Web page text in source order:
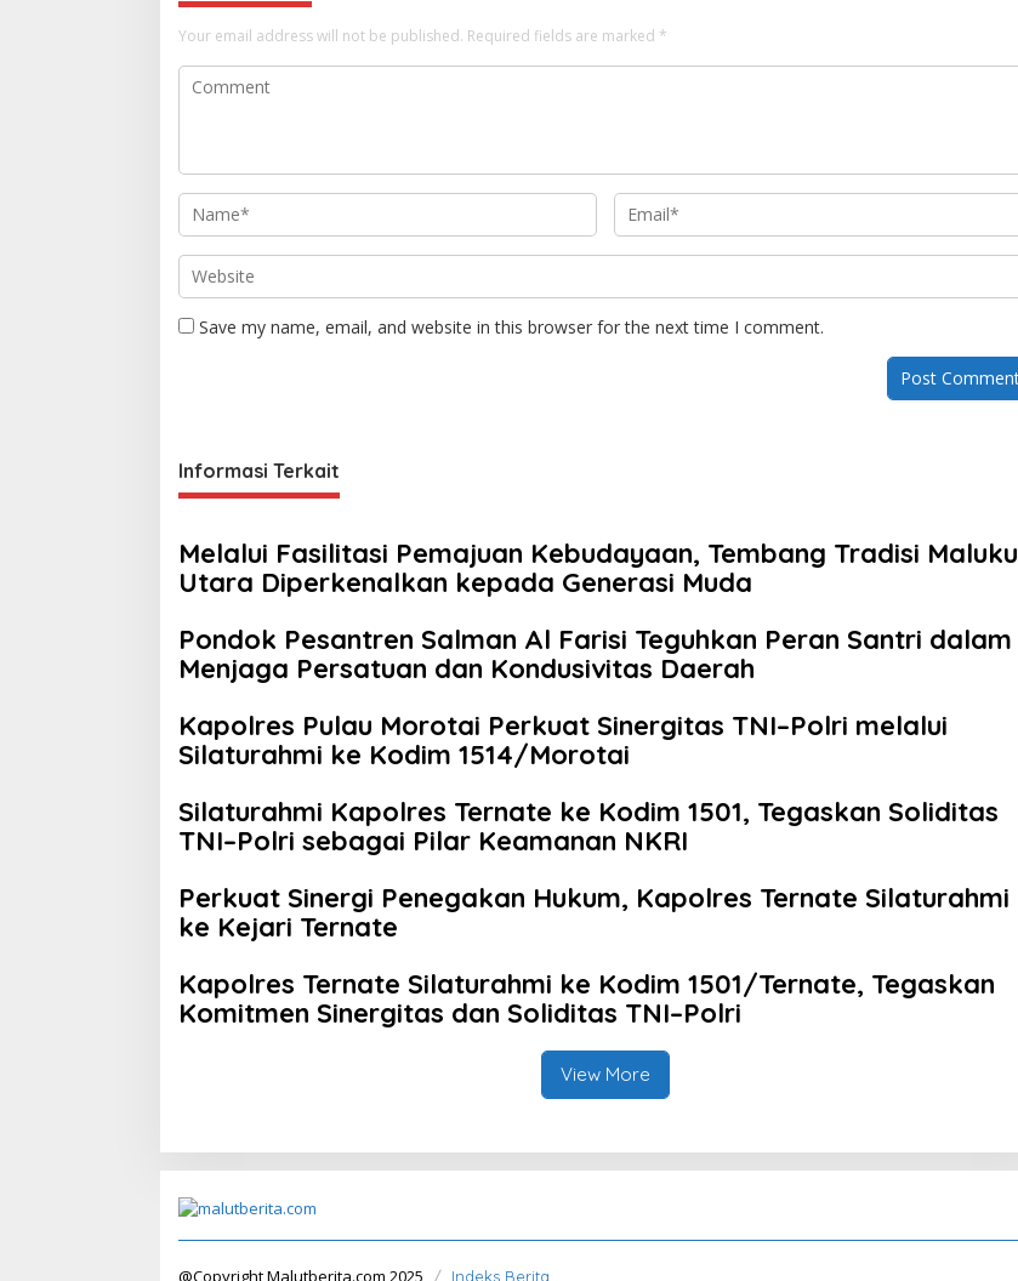
Your email address will not be published. Required fields are marked *
Save my name, email, and website in this browser for the next time I comment.
Informasi Terkait
Melalui Fasilitasi Pemajuan Kebudayaan, Tembang Tradisi Maluku
Utara Diperkenalkan kepada Generasi Muda
Pondok Pesantren Salman Al Farisi Teguhkan Peran Santri dalam
Menjaga Persatuan dan Kondusivitas Daerah
Kapolres Pulau Morotai Perkuat Sinergitas TNI–Polri melalui
Silaturahmi ke Kodim 1514/Morotai
Silaturahmi Kapolres Ternate ke Kodim 1501, Tegaskan Soliditas
TNI–Polri sebagai Pilar Keamanan NKRI
Perkuat Sinergi Penegakan Hukum, Kapolres Ternate Silaturahmi
ke Kejari Ternate
Kapolres Ternate Silaturahmi ke Kodim 1501/Ternate, Tegaskan
Komitmen Sinergitas dan Soliditas TNI–Polri
View More
@Copyright Malutberita.com 2025 Indeks Berita